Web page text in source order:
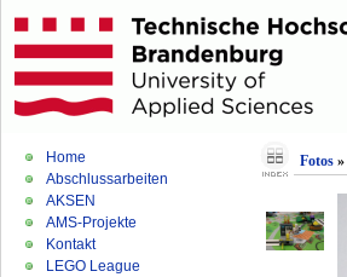
Home
Abschlussarbeiten
AKSEN
AMS-Projekte
Kontakt
LEGO League
Fotos»